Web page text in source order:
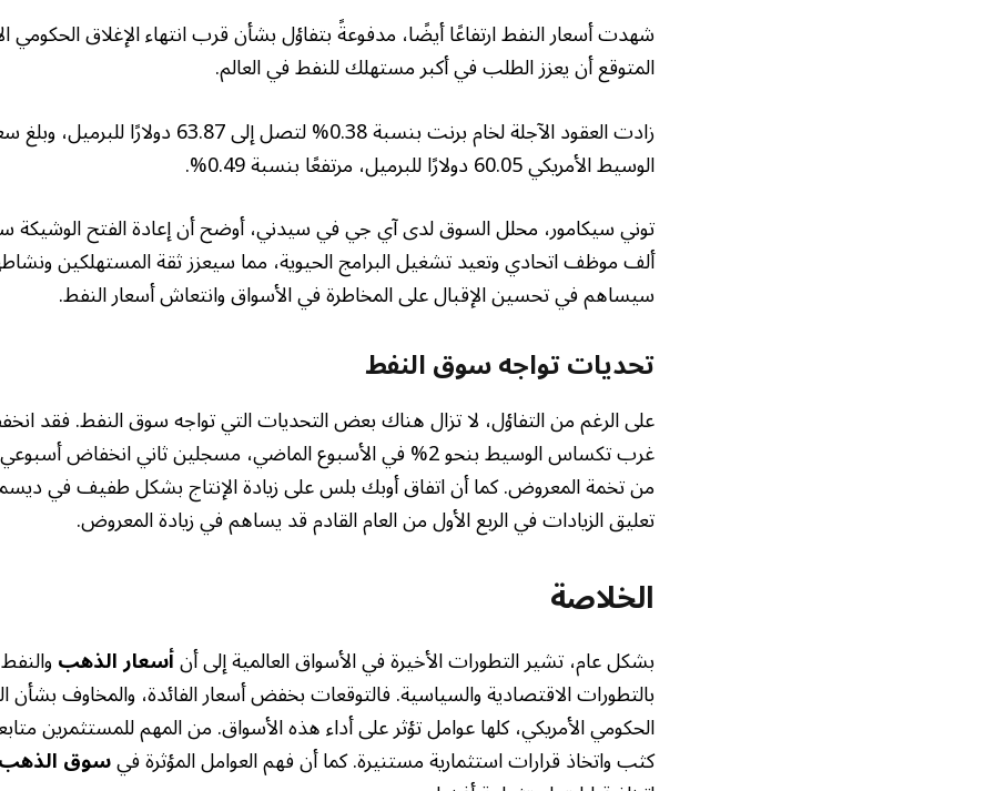
شهدت أسعار النفط ارتفاعًا أيضًا، مدفوعةً بتفاؤل بشأن قرب انتهاء الإغلاق الحكومي
المتوقع أن يعزز الطلب في أكبر مستهلك للنفط في العالم.
زادت العقود الآجلة لخام برنت بنسبة 0.38%
الوسيط الأمريكي 60.05 دولارًا للبرميل، مرتفعًا بنسبة 0.49%.
ألف موظف اتحادي وتعيد تشغيل البرامج الحيوية، مما سيعزز ثقة المستهلكين
سيساهم في تحسين الإقبال على المخاطرة في الأسواق وانتعاش أسعار النفط.
تحديات تواجه سوق النفط
على الرغم من التفاؤل، لا تزال هناك بعض التحديات التي تواجه سوق النفط. فقد
غرب تكساس الوسيط بنحو 2% في الأسبوع الماضي، مسجلين ثاني
من تخمة المعروض. كما أن اتفاق أوبك بلس على زيادة الإنتاج بشكل طفيف في
تعليق الزيادات في الربع الأول من العام القادم قد يساهم في زيادة المعروض.
الخلاصة
بشكل عام، تشير التطورات الأخيرة في الأسواق العالمية إلى أنأسعار الذهب
بالتطورات الاقتصادية والسياسية. فالتوقعات بخفض أسعار الفائدة، والمخاوف بشأن
الحكومي الأمريكي، كلها عوامل تؤثر على أداء هذه الأسواق. من المهم للمستثمرين
كثب واتخاذ قرارات استثمارية مستنيرة. كما أن فهم العوامل المؤثرة فيسوق الذهب